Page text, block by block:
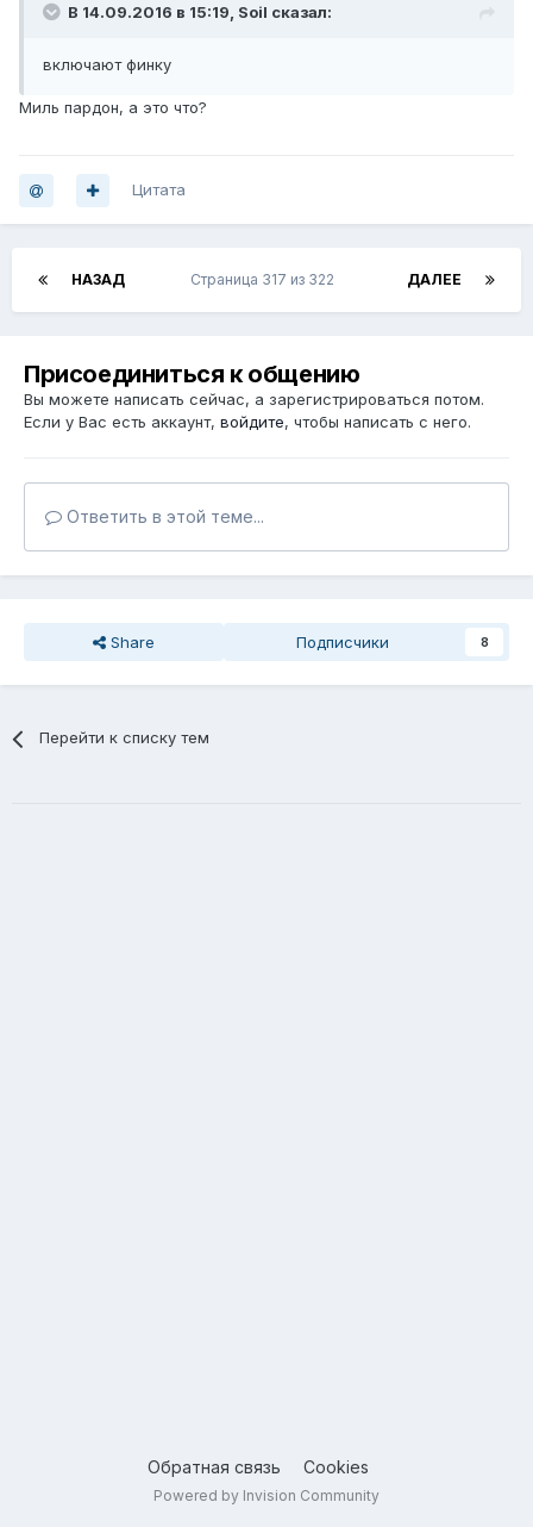
В 14.09.2016 в 15:19, Soil сказал:
включают финку
Миль пардон, а это что?
Цитата
НАЗАД ДАЛЕЕ
Страница 317 из 322
Присоединиться к общению
Вы можете написать сейчас, а зарегистрироваться потом.
Если у Вас есть аккаунт, войдите, чтобы написать с него.
Ответить в этой теме...
Share Подписчики 8
Перейти к списку тем
Обратная связь Cookies
Powered by Invision Community